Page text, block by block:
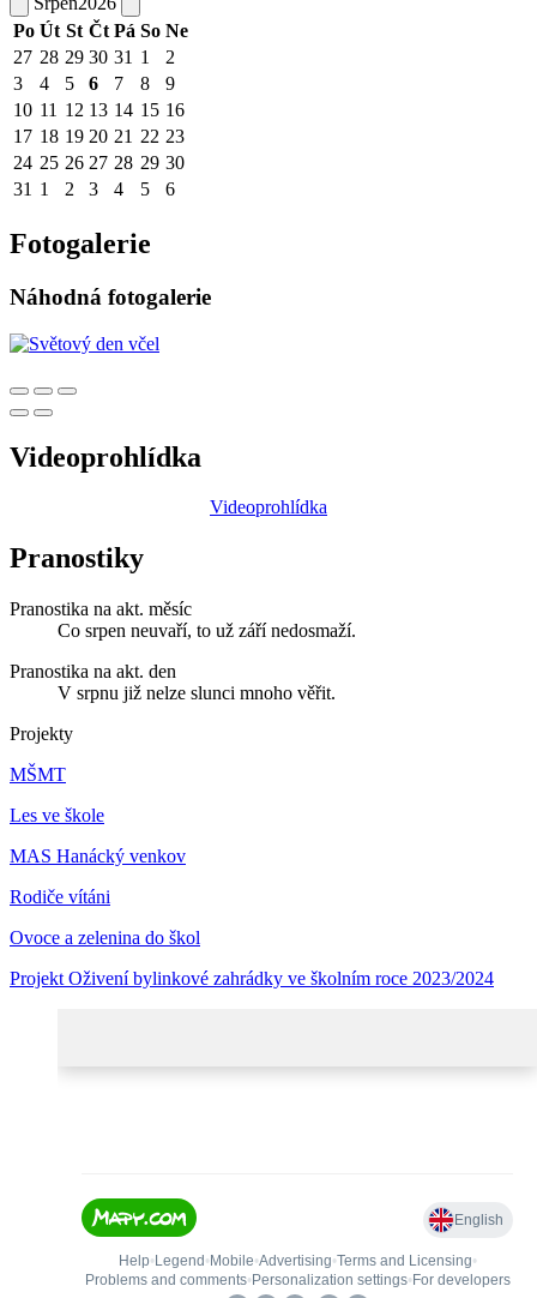
Po Út St Čt Pá So Ne
27 28 29 30 31 1
2
3
4 5 6 7 8
9
10 11 12 13 14 15 16
17 18 19 20 21 22 23
24 25 26 27 28 29 30
31 1 2 3 4 5 6
Fotogalerie
Náhodná fotogalerie
Videoprohlídka
Videoprohlídka
Pranostiky
Pranostika na akt. měsíc
Co srpen neuvaří, to už září nedosmaží.
Pranostika na akt. den
V srpnu již nelze slunci mnoho věřit.
Projekty
MŠMT
Les ve škole
MAS Hanácký venkov
Rodiče vítáni
Ovoce a zelenina do škol
Projekt Oživení bylinkové zahrádky ve školním roce 2023/2024